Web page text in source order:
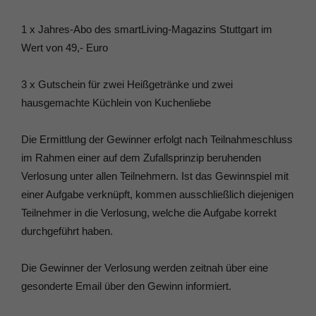
1 x Jahres-Abo des smartLiving-Magazins Stuttgart im
Wert von 49,- Euro
3 x Gutschein für zwei Heißgetränke und zwei
hausgemachte Küchlein von Kuchenliebe
Die Ermittlung der Gewinner erfolgt nach Teilnahmeschluss
im Rahmen einer auf dem Zufallsprinzip beruhenden
Verlosung unter allen Teilnehmern. Ist das Gewinnspiel mit
einer Aufgabe verknüpft, kommen ausschließlich diejenigen
Teilnehmer in die Verlosung, welche die Aufgabe korrekt
durchgeführt haben.
Die Gewinner der Verlosung werden zeitnah über eine
gesonderte Email über den Gewinn informiert.